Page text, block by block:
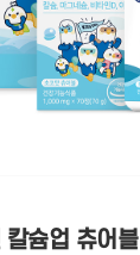
칼슘업 츄어블